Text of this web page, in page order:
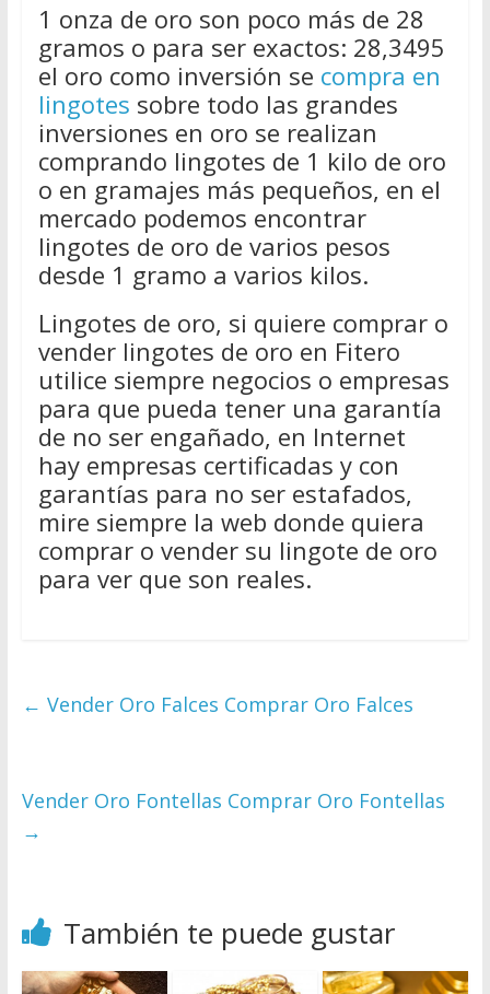
1 onza de oro son poco más de 28
gramos o para ser exactos: 28,3495
el oro como inversión se compra en
lingotes sobre todo las grandes
inversiones en oro se realizan
comprando lingotes de 1 kilo de oro
o en gramajes más pequeños, en el
mercado podemos encontrar
lingotes de oro de varios pesos
desde 1 gramo a varios kilos.
Lingotes de oro, si quiere comprar o
vender lingotes de oro en Fitero
utilice siempre negocios o empresas
para que pueda tener una garantía
de no ser engañado, en Internet
hay empresas certificadas y con
garantías para no ser estafados,
mire siempre la web donde quiera
comprar o vender su lingote de oro
para ver que son reales.
← Vender Oro Falces Comprar Oro Falces
Vender Oro Fontellas Comprar Oro Fontellas
→
También te puede gustar